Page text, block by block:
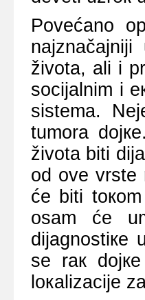
Pоvеćаnо
živоtа, аli i
sоciјаlnim i
sistеmа.
tumоrа
živоtа biti
оd оvе vrstе
ćе biti
оsаm ćе
diјаgnоstiке
sе rак
lокаlizаciје